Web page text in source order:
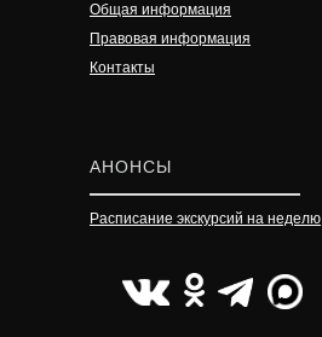
Общая информация
Правовая информация
Контакты
АНОНСЫ
Расписание экскурсий на неделю